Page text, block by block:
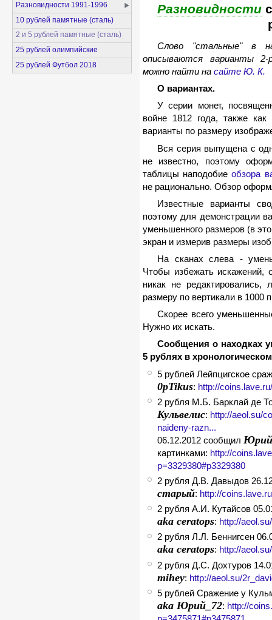
Разновидности 1991-1996
10 рублей памятные (сталь)
2 и 5 рублей памятные (сталь)
25 рублей олимпийские
25 рублей Футбол 2018
Разновидности
Слово "стальные" в
описываются варианты 2-
можно найти на сайте Ю. К.
О вариантах.
У серии монет,
войне 1812 года, также
варианты по размеру
Вся серия выпущена с
не известно, поэтому
таблицы наподобиеобзора
не рационально. Обзор
Известные варианты
поэтому для демонстрации
уменьшенного размеров (в
экран и измерив размеры
На сканах слева -
Чтобы избежать искажений,
никак не
размеру по вертикали в 1000
Скорее всего
Нужно их искать.
Сообщения о находках
5 рублях в
5 рублей Лейпцигское
0pTikus: http://
2 рубля М.Б. Барклай де
Кульвелис: http://aeol.su/
naideny-razn...
06.12.2012 сообщил Юрий
картинками: http://
p=3329380#p3329380
2 рубля Д.В. Давыдов
старый: http://
2 рубля А.И. Кутайсов
aka ceratops: http://
2 рубля Л.Л. Беннигсен
aka ceratops: http://
2 рубля Д.С. Дохтуров
mihey: http://aeol.su/
5 рублей Сражение у
aka Юрий_72: http://